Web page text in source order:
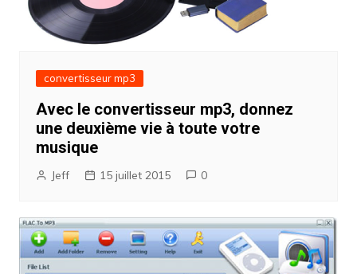
convertisseur mp3
Avec le convertisseur mp3, donnez
une deuxième vie à toute votre
musique
Jeff 15 juillet 2015 0